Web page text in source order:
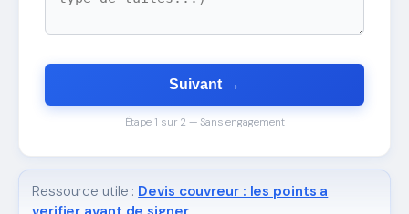
Suivant →
Étape 1 sur 2 — Sans engagement
Ressource utile : Devis couvreur : les points a